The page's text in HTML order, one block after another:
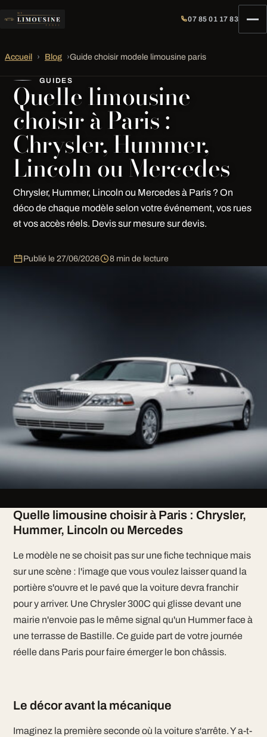
07 85 01 17 83
Accueil › Blog ›Guide choisir modele limousine paris
GUIDES
Quelle limousine
choisir à Paris :
Chrysler, Hummer,
Lincoln ou Mercedes
Chrysler, Hummer, Lincoln ou Mercedes à Paris ? On
déco de chaque modèle selon votre événement, vos rues
et vos accès réels. Devis sur mesure sur devis.
Publié le 27/06/2026 8 min de lecture
Quelle limousine choisir à Paris : Chrysler,
Hummer, Lincoln ou Mercedes
Le modèle ne se choisit pas sur une fiche technique mais
sur une scène : l'image que vous voulez laisser quand la
portière s'ouvre et le pavé que la voiture devra franchir
pour y arriver. Une Chrysler 300C qui glisse devant une
mairie n'envoie pas le même signal qu'un Hummer face à
une terrasse de Bastille. Ce guide part de votre journée
réelle dans Paris pour faire émerger le bon châssis.
Le décor avant la mécanique
Imaginez la première seconde où la voiture s'arrête. Y a-t-